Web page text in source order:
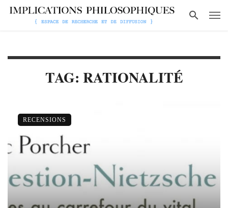
TAG: RATIONALITÉ
RECENSIONS